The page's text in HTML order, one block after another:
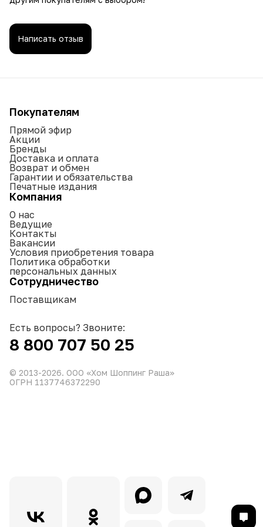
индивидуальность!
Написать отзыв
Покупателям
Прямой эфир
Акции
Бренды
Доставка и оплата
Возврат и обмен
Гарантии и обязательства
Печатные издания
Компания
О нас
Ведущие
Контакты
Вакансии
Условия приобретения товара
Политика обработки
персональных данных
Сотрудничество
Поставщикам
Есть вопросы? Звоните:
8 800 707 50 25
© 2013-2026. ООО «Хом Шоппинг Раша»
ОГРН 1137746372290